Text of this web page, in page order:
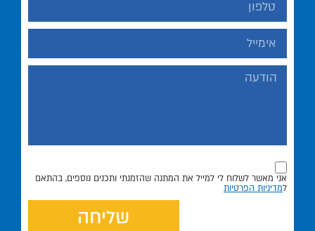
אני מאשר לשלוח לי למייל את המתנה שהזמנתי ותכנים נוספים, בהתאם
למדיניות הפרטיות
שליחה